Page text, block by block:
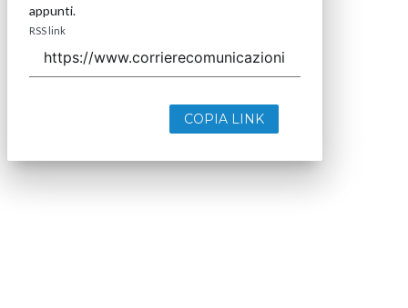
appunti.
RSS link
COPIA LINK